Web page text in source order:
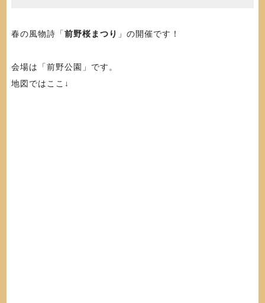
春の風物詩「前野桜まつり 」の開催です！
会場は「前野公園」です。
地図ではここ↓